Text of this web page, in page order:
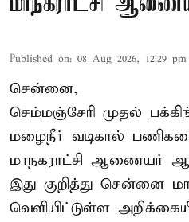
Published on: 08 Aug 2026, 12:29 pm
சென்னை,
செம்மஞ்சேரி முதல்
மழைநீர் வடிகால்
மாநகராட்சி ஆணையர்
இது குறித்து சென்னை
வெளியிட்டுள்ள